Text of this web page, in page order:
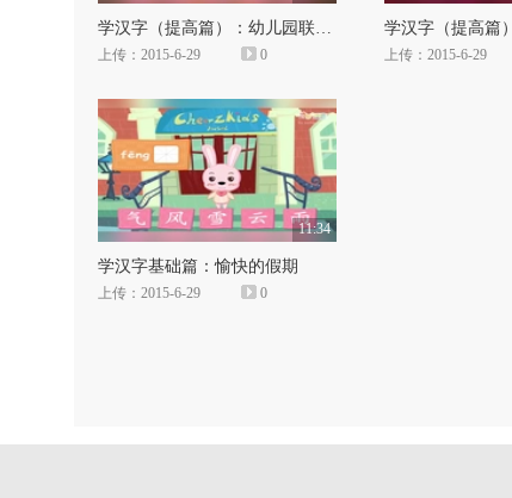
学汉字（提高篇）：幼儿园联欢会（下篇）
上传：2015-6-29 0 上传：2015-6-29
11:34
学汉字基础篇：愉快的假期
上传：2015-6-29 0